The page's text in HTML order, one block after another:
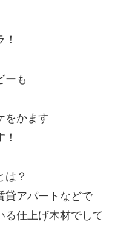
も
をかます
は？
貸アパートなどで
る仕上げ木材でして